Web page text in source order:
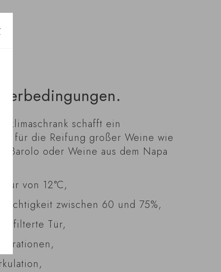
schafft ein
für die Reifung großer Weine wie
Barolo oder Weine aus dem Napa
von 12°C,
zwischen 60 und 75%,
gefilterte Tür,